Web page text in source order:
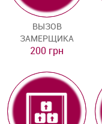
ВЫЗОВ
ЗАМЕРЩИКА
200 грн